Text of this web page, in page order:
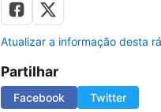
Atualizar a informação desta
Partilhar
Facebook Twitter